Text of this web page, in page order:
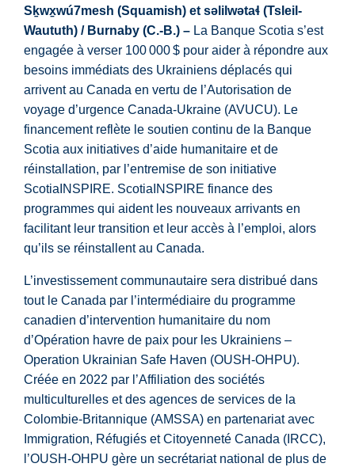
Sḵwx̱wú7mesh (Squamish) et səlilwətaɬ (Tsleil-
Waututh) / Burnaby (C.-B.) – La Banque Scotia s’est
engagée à verser 100 000 $ pour aider à répondre aux
besoins immédiats des Ukrainiens déplacés qui
arrivent au Canada en vertu de l’Autorisation de
voyage d’urgence Canada-Ukraine (AVUCU). Le
financement reflète le soutien continu de la Banque
Scotia aux initiatives d’aide humanitaire et de
réinstallation, par l’entremise de son initiative
ScotiaINSPIRE. ScotiaINSPIRE finance des
programmes qui aident les nouveaux arrivants en
facilitant leur transition et leur accès à l’emploi, alors
qu’ils se réinstallent au Canada.
L’investissement communautaire sera distribué dans
tout le Canada par l’intermédiaire du programme
canadien d’intervention humanitaire du nom
d’Opération havre de paix pour les Ukrainiens –
Operation Ukrainian Safe Haven (OUSH-OHPU).
Créée en 2022 par l’Affiliation des sociétés
multiculturelles et des agences de services de la
Colombie-Britannique (AMSSA) en partenariat avec
Immigration, Réfugiés et Citoyenneté Canada (IRCC),
l’OUSH-OHPU gère un secrétariat national de plus de